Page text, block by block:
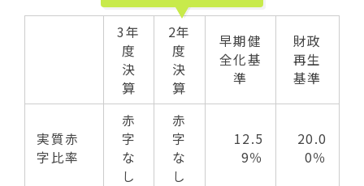
3年
度
決
算
2年
度
決
算
早期健
全化基
準
財政
再生
基準
実質赤
字比率
赤
字
な
し
赤
字
な
し
12.5
9％
20.0
0％